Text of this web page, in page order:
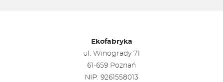
Ekofabryka
ul. Winogrady 71
61-659 Poznań
NIP: 9261558013